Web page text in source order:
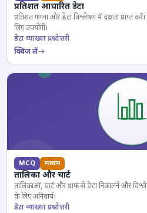
प्रतिशत आधारित डेटा
प्रतिशत गणना और डेटा विश्लेषण में दक्षता प्राप्त
लिए उपयोगी।
डेटा व्याख्या प्रश्नोत्तरी
क्विज़ लें
MCQ मध्यम
तालिका और चार्ट
तालिकाओं, चार्ट और ग्राफ से डेटा निकालने और
के लिए अनिवार्य।
डेटा व्याख्या प्रश्नोत्तरी